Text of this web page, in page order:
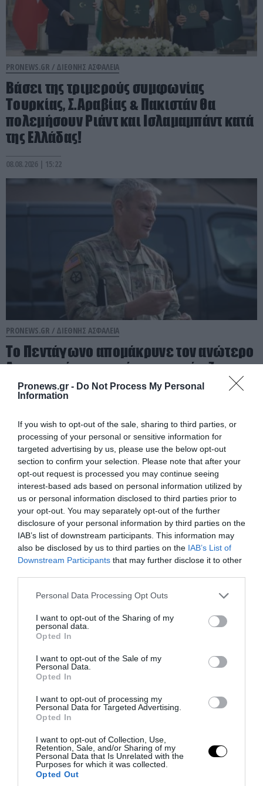
Pronews.gr - Do Not Process My Personal
Information
If you wish to opt-out of the sale, sharing to third parties, or
processing of your personal or sensitive information for
targeted advertising by us, please use the below opt-out
section to confirm your selection. Please note that after your
opt-out request is processed you may continue seeing
interest-based ads based on personal information utilized by
us or personal information disclosed to third parties prior to
your opt-out. You may separately opt-out of the further
disclosure of your personal information by third parties on the
IAB’s list of downstream participants. This information may
also be disclosed by us to third parties on the IAB’s List of
Downstream Participants that may further disclose it to other
Please note that this website/app uses one or more Google
not limited to your visit or usage behaviour. You may click to
grant or deny consent to Google and its third-party tags to
use your data for below specified purposes in below Google
consent section.
Personal Data Processing Opt Outs
I want to opt-out of the Sharing of my
personal data.
Opted In
I want to opt-out of the Sale of my
Personal Data.
Opted In
I want to opt-out of processing my
Personal Data for Targeted Advertising.
Opted In
I want to opt-out of Collection, Use,
Retention, Sale, and/or Sharing of my
Personal Data that Is Unrelated with the
Purposes for which it was collected.
Opted Out
PRONEWS.GR / ΔΙΕΘΝΗΣ ΑΣΦΑΛΕΙΑ
Βάσει της τριμερούς συμφωνίας
Τουρκίας, Σ.Αραβίας & Πακιστάν θα
πολεμήσουν Ριάντ και Ισλαμαμπάντ κατά
της Ελλάδας!
08.08.2026 | 15:22
PRONEWS.GR / ΔΙΕΘΝΗΣ ΑΣΦΑΛΕΙΑ
Το Πεντάγωνο απομάκρυνε τον ανώτερο
Αμερικανό στρατηγό που συντόνιζε τη
στρατιωτική βοήθεια προς την Ουκρανία
PRONEWS.GR /ΔΙΕΘΝΗΣ ΑΣΦΑΛΕΙΑ
Ταινία τρόμου η κατάσταση στην
Ουκρανία: Γυναίκα ουρλιάζει όταν
άνδρες της TCC πήραν τον σύντροφό της
08.08.2026 | 11:14